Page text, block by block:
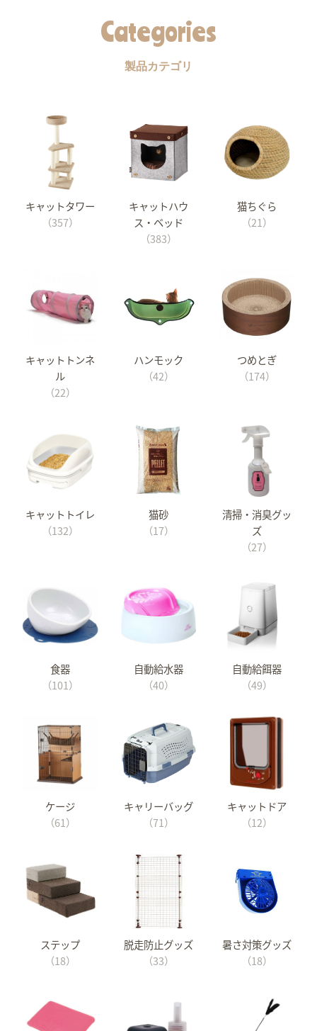
Categories
製品カテゴリ
キャットタワー
（357）
キャットハウ
ス・ベッド
（383）
猫ちぐら
（21）
キャットトンネ
ル
（22）
ハンモック
（42）
つめとぎ
（174）
キャットトイレ
（132）
猫砂
（17）
清掃・消臭グッ
ズ
（27）
食器
（101）
自動給水器
（40）
自動給餌器
（49）
ケージ
（61）
キャリーバッグ
（71）
キャットドア
（12）
ステップ
（18）
脱走防止グッズ
（33）
暑さ対策グッズ
（18）